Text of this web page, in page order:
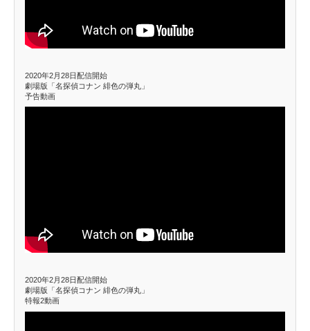
2020年2月28日配信開始
劇場版「名探偵コナン 緋色の弾丸」
予告動画
2020年2月28日配信開始
劇場版「名探偵コナン 緋色の弾丸」
特報2動画